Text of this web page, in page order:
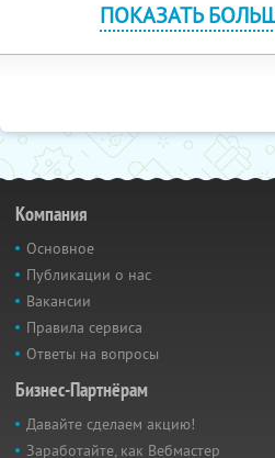
ПОКАЗАТЬ
Компания
Основное
Публикации о нас
Вакансии
Правила сервиса
Ответы на вопросы
Бизнес-Партнёрам
Давайте сделаем акцию!
Заработайте, как Вебмастер